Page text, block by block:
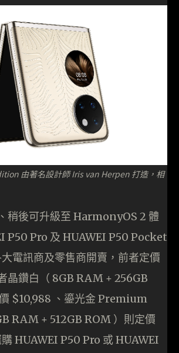
由著名設計師 Iris van Herpen 打造，相
稍後可升級至 HarmonyOS 2 體
P50 Pro 及 HUAWEI P50 Pocket
大電訊商及零售商開賣，前者定價
晶鑽白（ 8GB RAM + 256GB
$10,988 、鎏光金 Premium
RAM + 512GB ROM ）則定價
HUAWEI P50 Pro 或 HUAWEI